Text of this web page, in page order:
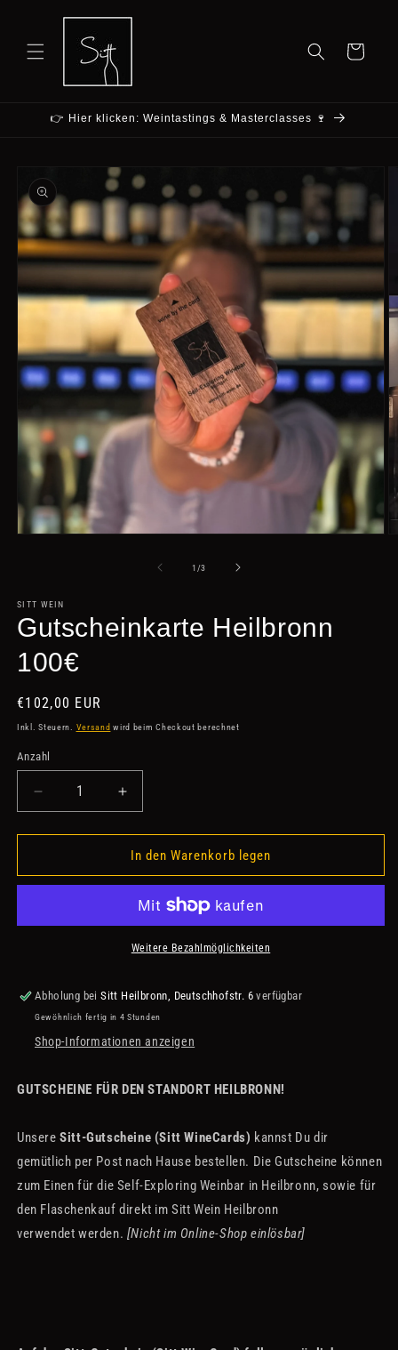
Warenkorb
👉 Hier klicken: Weintastings & Masterclasses 🍷
1 /von
3
SITT WEIN
Gutscheinkarte Heilbronn
100€
Normaler
Preis
€102,00 EUR
Inkl. Steuern. Versand wird beim Checkout berechnet
Anzahl
Anzahl
Verringere
die
Menge
Gutscheinkarte
Erhöhe
die
Menge
für
Gutscheinkarte
Heilbronn
100€
In den Warenkorb legen
Weitere Bezahlmöglichkeiten
Abholung beiSitt Heilbronn, Deutschhofstr. 6 verfügbar
Gewöhnlich fertig in 4 Stunden
Shop-Informationen anzeigen
GUTSCHEINE FÜR DEN STANDORT HEILBRONN!
Unsere Sitt-Gutscheine (Sitt WineCards) kannst Du dir
gemütlich per Post nach Hause bestellen. Die Gutscheine können
zum Einen für die Self-Exploring Weinbar in Heilbronn, sowie für
den Flaschenkauf direkt im Sitt Wein Heilbronn
verwendet werden. [Nicht im Online-Shop einlösbar]